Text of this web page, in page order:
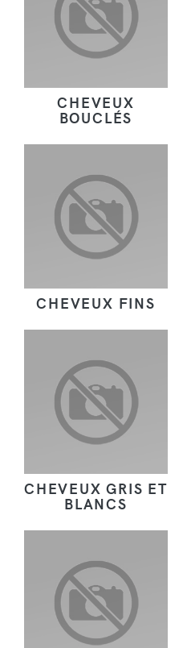
CHEVEUX
BOUCLÉS
CHEVEUX FINS
CHEVEUX GRIS ET
BLANCS